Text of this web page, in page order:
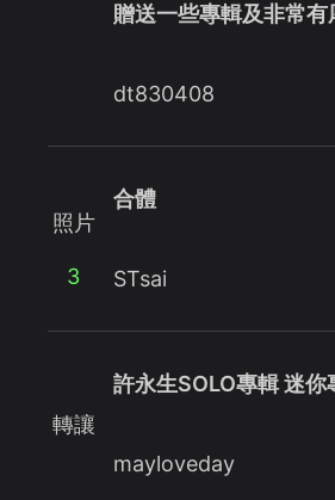
贈送一些專輯及非常
dt830408
照片
3
合體
STsai
轉讓
許永生SOLO專輯 迷你
mayloveday